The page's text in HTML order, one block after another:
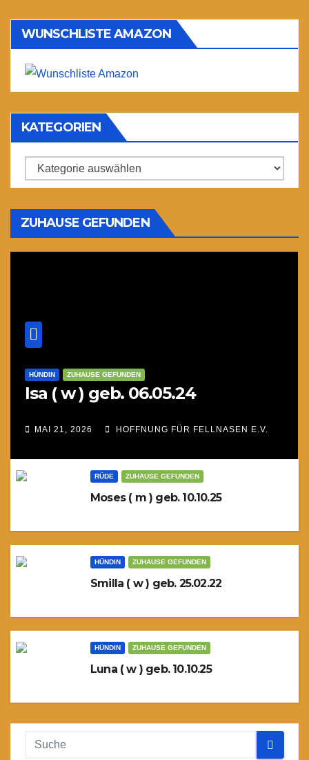
WUNSCHLISTE AMAZON
KATEGORIEN
Kategorien
ZUHAUSE GEFUNDEN
HÜNDIN ZUHAUSE GEFUNDEN
Isa ( w ) geb. 06.05.24
MAI 21, 2026 HOFFNUNG FÜR FELLNASEN E.V.
RÜDE ZUHAUSE GEFUNDEN
Moses ( m ) geb. 10.10.25
HÜNDIN ZUHAUSE GEFUNDEN
Smilla ( w ) geb. 25.02.22
HÜNDIN ZUHAUSE GEFUNDEN
Luna ( w ) geb. 10.10.25